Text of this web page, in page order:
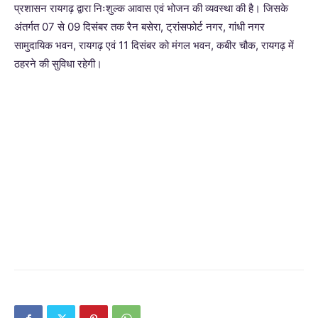
प्रशासन रायगढ़ द्वारा निःशुल्क आवास एवं भोजन की व्यवस्था की है। जिसके
अंतर्गत 07 से 09 दिसंबर तक रैन बसेरा, ट्रांसफोर्ट नगर, गांधी नगर
सामुदायिक भवन, रायगढ़ एवं 11 दिसंबर को मंगल भवन, कबीर चौक, रायगढ़ में
ठहरने की सुविधा रहेगी।